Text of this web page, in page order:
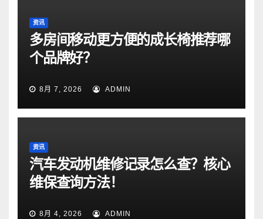
资讯
多房间移动更方便的成长椅推荐哪
个品牌好？
8月 7, 2026 ADMIN
资讯
汽车发动机维修记录怎么查？核心
维保查询方法！
8月 4, 2026 ADMIN